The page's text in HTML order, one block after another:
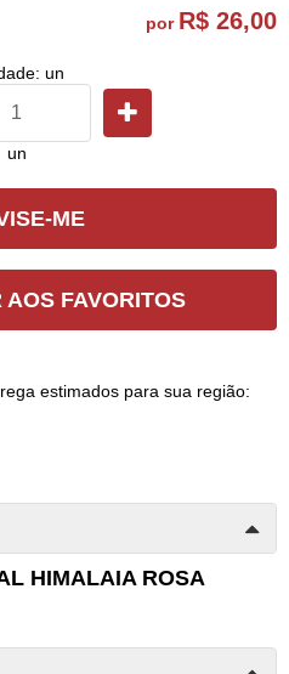
por R$ 26,00
un
un
ME
AOS FAVORITOS
estimados para sua região:
HIMALAIA ROSA